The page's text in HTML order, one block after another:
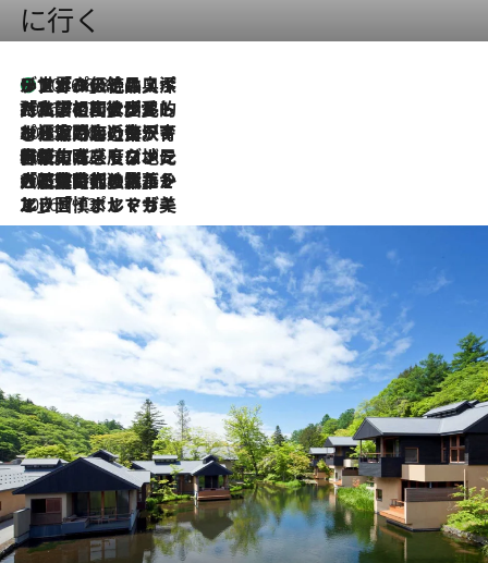
に行く
2026.8.8
リスボンの絶品スイーツ「パステル・デ・ナタ」とは？ポルトガル伝統の奥深い世界へ
2026.7.27
「私の祖国はポルトガル語です」国民的詩人フェルナンド・ペソアと、彼が愛した文学の街を歩く
2026.7.26
ポルトガル近海が育む極上の海の幸。キリリと冷えた白ワインと愉しむ、シーフード専門店の贅沢
2026.7.22
伝統の味をモダンに昇華。高感度な地元客が集う、リスボンの最旬ガストロノミー
2026.7.21
大航海時代の栄華から、震災、独裁、そして革命へ。ポルトガル・首都リスボンの石畳に刻まれた「歴史の光と影」
2026.7.13
エッセイ・ヤマザキマリ「慎ましくも美しき国 ポルトガル」